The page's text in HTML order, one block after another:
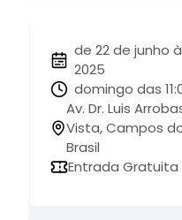
de 22 de junho
2025
domingo das
Av. Dr. Luis
Vista, Campos
Brasil
Entrada Gratuita